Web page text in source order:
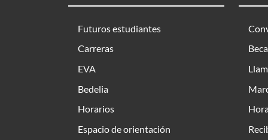
Futuros estudiantes
Carreras
EVA
Bedelia
Horarios
Espacio de orientación